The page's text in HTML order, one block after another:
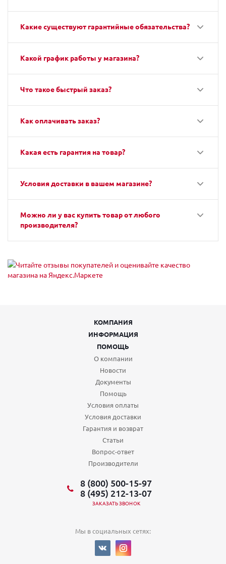
Какие существуют гарантийные обязательства?
Какой график работы у магазина?
Что такое быстрый заказ?
Как оплачивать заказ?
Какая есть гарантия на товар?
Условия доставки в вашем магазине?
Можно ли у вас купить товар от любого
производителя?
КОМПАНИЯ
ИНФОРМАЦИЯ
ПОМОЩЬ
О компании
Новости
Документы
Помощь
Условия оплаты
Условия доставки
Гарантия и возврат
Статьи
Вопрос-ответ
Производители
8 (800) 500-15-97
8 (495) 212-13-07
ЗАКАЗАТЬ ЗВОНОК
Мы в социальных сетях: